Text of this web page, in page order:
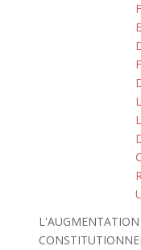
L'AUGMENTATION